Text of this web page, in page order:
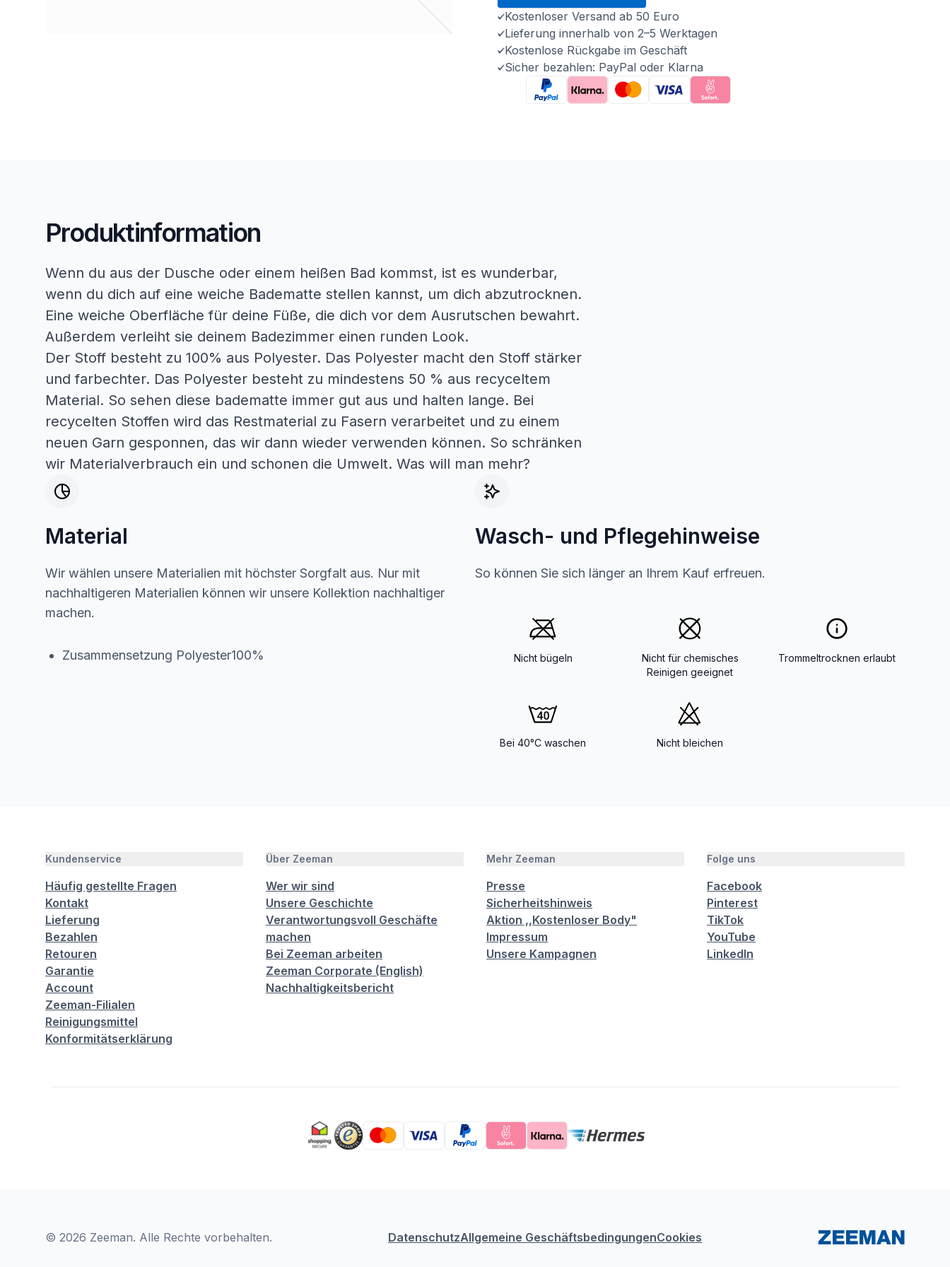
Kostenloser Versand ab 50 Euro
Lieferung innerhalb von 2–5 Werktagen
Kostenlose Rückgabe im Geschäft
Sicher bezahlen: PayPal oder Klarna
Produktinformation
Wenn du aus der Dusche oder einem heißen Bad kommst, ist es wunderbar,
wenn du dich auf eine weiche Badematte stellen kannst, um dich abzutrocknen.
Eine weiche Oberfläche für deine Füße, die dich vor dem Ausrutschen bewahrt.
Außerdem verleiht sie deinem Badezimmer einen runden Look.
Der Stoff besteht zu 100% aus Polyester. Das Polyester macht den Stoff stärker
und farbechter. Das Polyester besteht zu mindestens 50 % aus recyceltem
Material. So sehen diese badematte immer gut aus und halten lange. Bei
recycelten Stoffen wird das Restmaterial zu Fasern verarbeitet und zu einem
neuen Garn gesponnen, das wir dann wieder verwenden können. So schränken
wir Materialverbrauch ein und schonen die Umwelt. Was will man mehr?
Material
Wir wählen unsere Materialien mit höchster Sorgfalt aus. Nur mit
nachhaltigeren Materialien können wir unsere Kollektion nachhaltiger
machen.
Zusammensetzung Polyester100%
Wasch- und Pflegehinweise
So können Sie sich länger an Ihrem Kauf erfreuen.
Nicht bügeln
Nicht für chemisches
Reinigen geeignet
Trommeltrocknen erlaubt
Bei 40°C waschen Nicht bleichen
Kundenservice
Häufig gestellte Fragen
Kontakt
Lieferung
Bezahlen
Retouren
Garantie
Account
Zeeman-Filialen
Reinigungsmittel
Konformitätserklärung
Über Zeeman
Wer wir sind
Unsere Geschichte
Verantwortungsvoll Geschäfte
machen
Bei Zeeman arbeiten
Zeeman Corporate (English)
Nachhaltigkeitsbericht
Mehr Zeeman
Presse
Sicherheitshinweis
Aktion ,,Kostenloser Body"
Impressum
Unsere Kampagnen
Folge uns
Facebook
Pinterest
TikTok
YouTube
LinkedIn
© 2026 Zeeman. Alle Rechte vorbehalten. DatenschutzAllgemeine GeschäftsbedingungenCookies